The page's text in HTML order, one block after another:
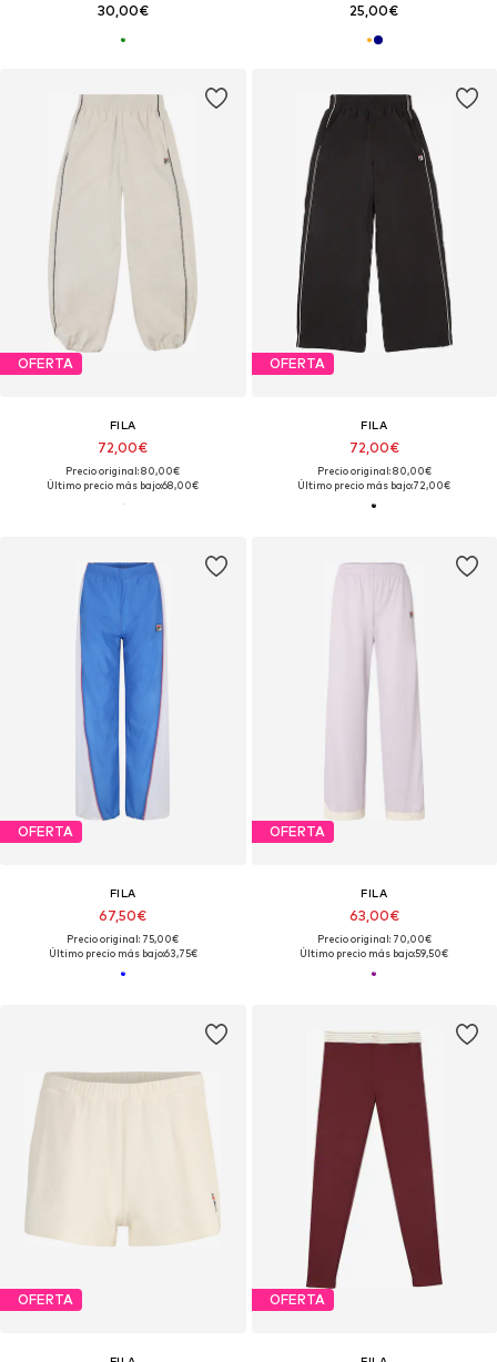
30,00€ 25,00€
OFERTA
FILA
72,00€
Precio original: 80,00€
Último precio más bajo:68,00€
OFERTA
FILA
72,00€
Precio original: 80,00€
Último precio más bajo:72,00€
OFERTA
FILA
67,50€
Precio original: 75,00€
Último precio más bajo:63,75€
OFERTA
FILA
63,00€
Precio original: 70,00€
Último precio más bajo:59,50€
OFERTA OFERTA